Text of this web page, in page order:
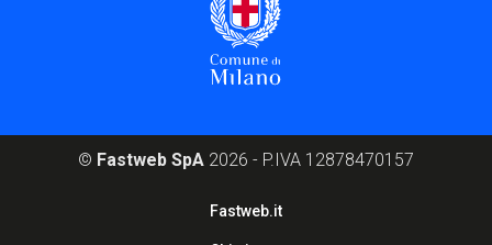
© Fastweb SpA 2026 - P.IVA 12878470157
Fastweb.it